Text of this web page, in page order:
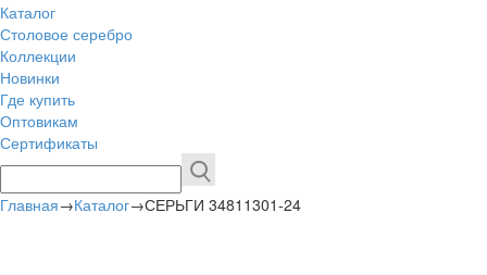
Каталог
Столовое серебро
Коллекции
Новинки
Где купить
Оптовикам
Сертификаты
Главная→Каталог→СЕРЬГИ 34811301-24